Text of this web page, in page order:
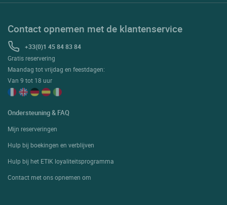
Contact opnemen met de klantenservice
+33(0)1 45 84 83 84
Gratis reservering
Maandag tot vrijdag en feestdagen:
Van 9 tot 18 uur
Ondersteuning & FAQ
Mijn reserveringen
Hulp bij boekingen en verblijven
Hulp bij het ETIK loyaliteitsprogramma
Contact met ons opnemen om